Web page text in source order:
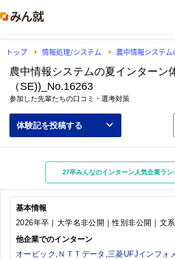
トップ 情報処理/システム 農中情報システム
農中情報システムの夏インターン
（SE))_No.16263
参加した先輩たちの口コミ・選考対策
体験記を投稿する
27卒みんなのインターン人気企業ラン
基本情報
2026年卒｜大学名非公開｜性別非公開｜文系
他企業でのインターン
オービック , ＮＴＴデータ ,三菱UFJインフォ